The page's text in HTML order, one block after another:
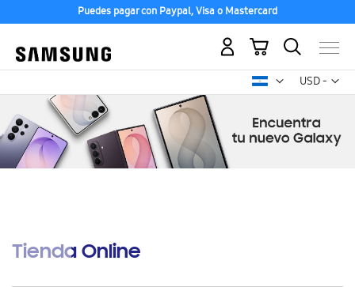
Puedes pagar con Paypal, Visa o Mastercard
USD -
dólar
Mi carrito
Tienda Online